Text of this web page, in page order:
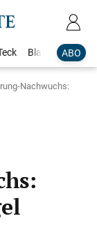
ABO
Blaulicht
Nachwuchs: